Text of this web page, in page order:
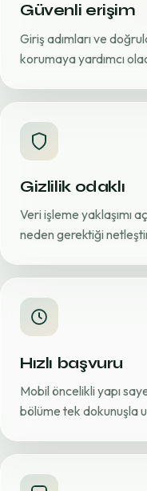
Güvenli erişim
Giriş adımları ve
korumaya yardımcı
Gizlilik odaklı
Veri işleme yaklaşımı
neden gerektiği
Hızlı başvuru
Mobil öncelikli yapı
bölüme tek dokunuşla